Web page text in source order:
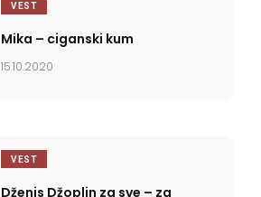
VEST
Mika – ciganski kum
15.10.2020
VEST
Dženis Džoplin za sve – za